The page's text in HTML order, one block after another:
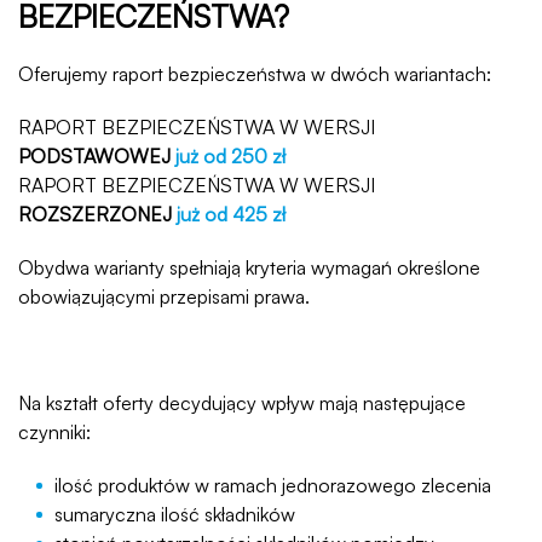
BEZPIECZEŃSTWA?
Oferujemy raport bezpieczeństwa w dwóch wariantach:
RAPORT BEZPIECZEŃSTWA W WERSJI
PODSTAWOWEJ już od 250 zł
RAPORT BEZPIECZEŃSTWA W WERSJI
ROZSZERZONEJ już od 425 zł
Obydwa warianty spełniają kryteria wymagań określone
obowiązującymi przepisami prawa.
Na kształt oferty decydujący wpływ mają następujące
czynniki:
ilość produktów w ramach jednorazowego zlecenia
sumaryczna ilość składników